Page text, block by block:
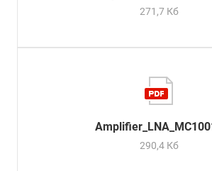
271,7 Кб
290,4 Кб